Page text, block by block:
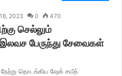
2023 0 470
செல்லும்
பேருந்து சேவைகள்
நேற்று தொடங்கிய ஷேக் சயீத்